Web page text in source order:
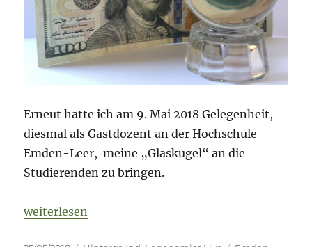
Erneut hatte ich am 9. Mai 2018 Gelegenheit,
diesmal als Gastdozent an der Hochschule
Emden-Leer, meine „Glaskugel“ an die
Studierenden zu bringen.
„In eigener Sache: „Glaskugel goes Ostfriesland““
weiterlesen